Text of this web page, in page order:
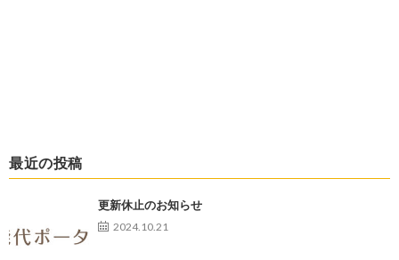
最近の投稿
更新休止のお知らせ
2024.10.21